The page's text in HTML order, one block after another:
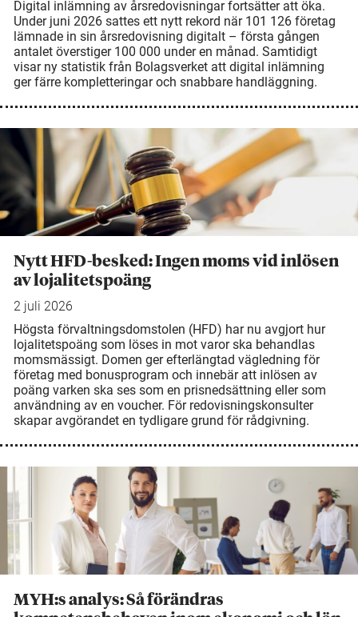
Digital inlämning av årsredovisningar fortsätter att öka.
Under juni 2026 sattes ett nytt rekord när 101 126 företag
lämnade in sin årsredovisning digitalt – första gången
antalet överstiger 100 000 under en månad. Samtidigt
visar ny statistik från Bolagsverket att digital inlämning
ger färre kompletteringar och snabbare handläggning.
Nytt HFD-besked: Ingen moms vid inlösen
av lojalitetspoäng
2 juli 2026
Högsta förvaltningsdomstolen (HFD) har nu avgjort hur
lojalitetspoäng som löses in mot varor ska behandlas
momsmässigt. Domen ger efterlängtad vägledning för
företag med bonusprogram och innebär att inlösen av
poäng varken ska ses som en prisnedsättning eller som
användning av en voucher. För redovisningskonsulter
skapar avgörandet en tydligare grund för rådgivning.
MYH:s analys: Så förändras